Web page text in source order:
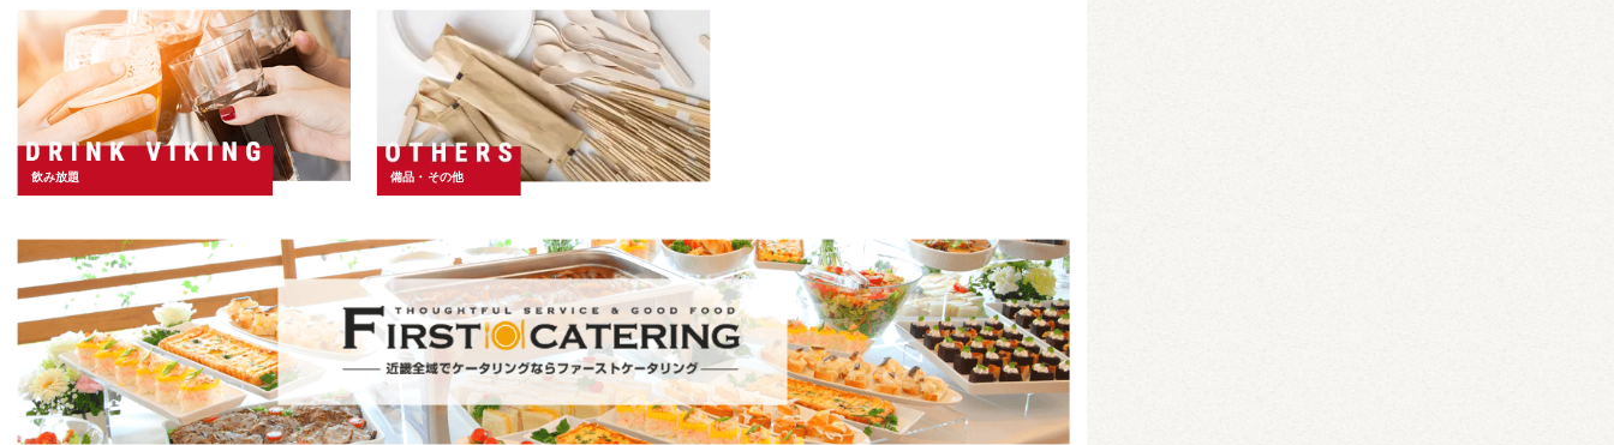
飲み放題 備品・その他